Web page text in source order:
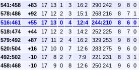
541:458 +83 17 13 1 3 16:2 290:242 9 8 0
578:486 +92 17 12 2 3 15:1 268:216 8 7 1
516:461 +55 17 13 0 4 12:4 244:210 8 6 0
518:474 +44 17 12 2 3 14:2 252:225 8 7 0
579:492 +87 17 11 2 4 16:2 329:253 9 8 0
520:504 +16 17 10 0 7 12:6 283:275 9 6 0
492:502 -10 17 8 2 7 7:9 221:231 8 3 1
458:468 -10 17 9 0 8 12:6 250:241 9 6 0